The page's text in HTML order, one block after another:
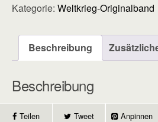
140
Kategorie: Weltkrieg-Originalband
Beschreibung
Beschreibung
Teilen Tweet Anpinnen